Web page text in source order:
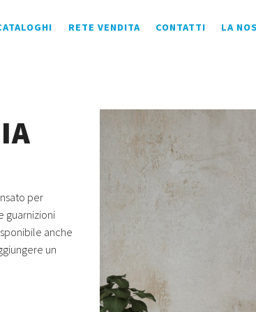
RETE VENDITA CONTATTI LA
per
guarnizioni
anche
un